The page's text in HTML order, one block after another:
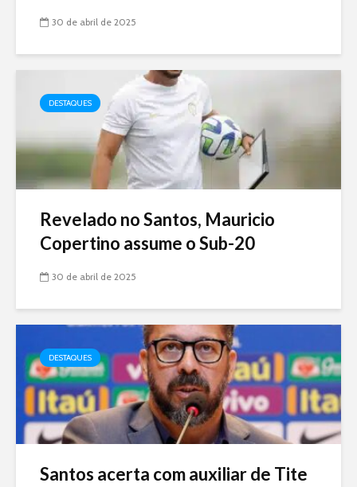
30 de abril de 2025
DESTAQUES
Revelado no Santos, Mauricio
Copertino assume o Sub-20
30 de abril de 2025
DESTAQUES
Santos acerta com auxiliar de Tite